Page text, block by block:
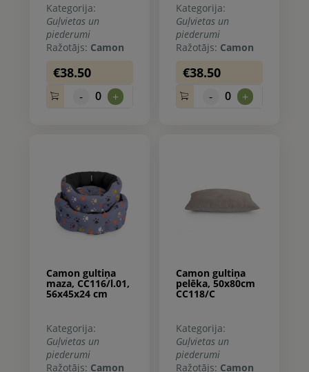
Kategorija:
Guļvietas un
piederumi
Ražotājs: Camon
€38.50
- 0 +
Kategorija:
Guļvietas un
piederumi
Ražotājs: Camon
€38.50
- 0 +
Camon gultiņa
maza, CC116/l.01,
56x45x24 cm
Kategorija:
Guļvietas un
piederumi
Ražotājs: Camon
Camon gultiņa
pelēka, 50x80cm
CC118/C
Kategorija:
Guļvietas un
piederumi
Ražotājs: Camon